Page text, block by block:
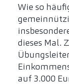
Wie so
dieses Mal.
auf 3.000